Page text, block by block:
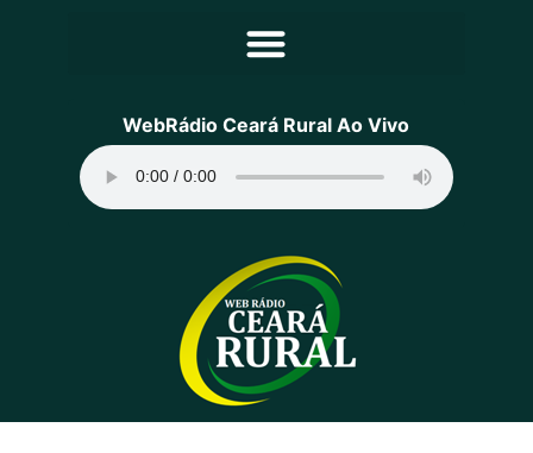
Principal
Programação
Equipe
Contato
Sobre
WebRádio Ceará Rural Ao Vivo